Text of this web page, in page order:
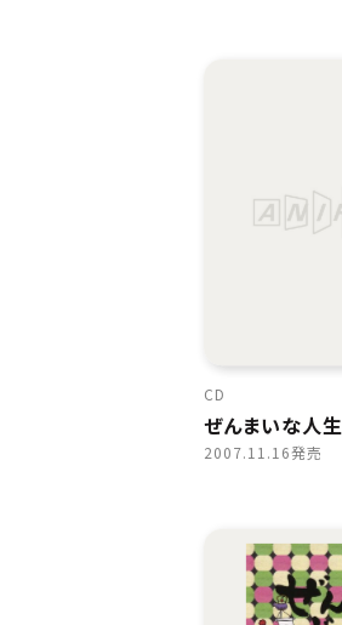
CD
ぜんまいな人生
2007.11.16発売